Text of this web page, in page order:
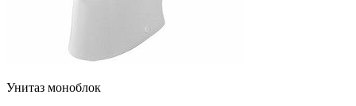
Унитаз моноблок